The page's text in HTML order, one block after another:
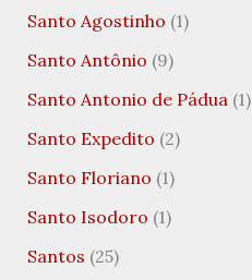
Santo Agostinho (1)
Santo Antônio (9)
Santo Antonio de Pádua(1)
Santo Expedito (2)
Santo Floriano (1)
Santo Isodoro (1)
Santos (25)